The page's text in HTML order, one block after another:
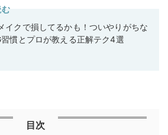
イクで損してるかも！ついやりがちな
習慣とプロが教える正解テク4選
目次